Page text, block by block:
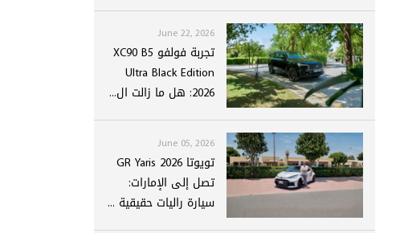
June 22, 2026
تجربة فولفو XC90 B5
Ultra Black Edition
2026: هل ما زالت ال...
June 05, 2026
تويوتا GR Yaris 2026
تصل إلى الإمارات:
سيارة راليات حقيقية ...